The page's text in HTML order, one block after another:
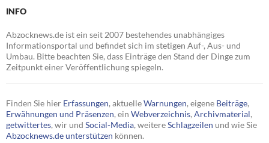
INFO
Abzocknews.de ist ein seit 2007 bestehendes unabhängiges
Informationsportal und befindet sich im stetigen Auf-, Aus- und
Umbau. Bitte beachten Sie, dass Einträge den Stand der Dinge zum
Zeitpunkt einer Veröffentlichung spiegeln.
Finden Sie hier Erfassungen, aktuelleWarnungen, eigene Beiträge,
Erwähnungen und Präsenzen, ein Webverzeichnis, Archivmaterial,
getwittertes, wir und Social-Media, weitereSchlagzeilen und wie Sie
Abzocknews.de unterstützen können.